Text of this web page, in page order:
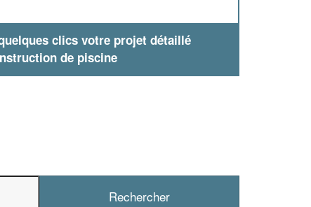
clics votre projet détaillé
de piscine